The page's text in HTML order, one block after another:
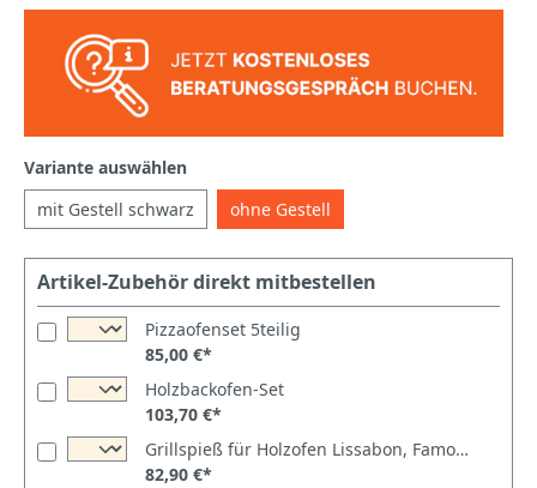
Variante auswählen
mit Gestell schwarz
ohne Gestell
Artikel-Zubehör direkt mitbestellen
Pizzaofenset 5teilig
85,00 €*
Holzbackofen-Set
103,70 €*
Grillspieß für Holzofen Lissabon, Famosi, Rustic, Ventura
82,90 €*